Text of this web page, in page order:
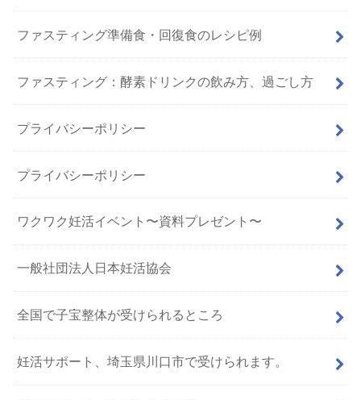
ファスティング準備食・回復食のレシピ例
ファスティング：酵素ドリンクの飲み方、過ごし方
プライバシーポリシー
プライバシーポリシー
ワクワク妊活イベント〜資料プレゼント〜
一般社団法人日本妊活協会
全国で子宝整体が受けられるところ
妊活サポート、埼玉県川口市で受けられます。